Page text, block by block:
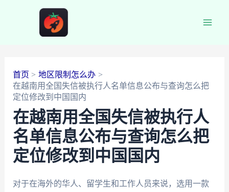
首页
地区限制怎么办
在越南用全国失信被执行人名单信息公布与查询怎么把
定位修改到中国国内
在越南用全国失信被执行人
名单信息公布与查询怎么把
定位修改到中国国内
对于在海外的华人、留学生和工作人员来说，选用一款